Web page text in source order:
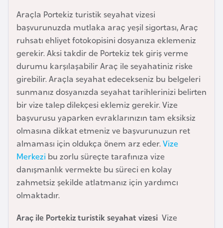
Araçla Portekiz turistik seyahat vizesi
başvurunuzda mutlaka araç yeşil sigortası, Araç
ruhsatı ehliyet fotokopisini dosyanıza eklemeniz
gerekir. Aksi takdir de Portekiz tek giriş verme
durumu karşılaşabilir Araç ile seyahatiniz riske
girebilir. Araçla seyahat edecekseniz bu belgeleri
sunmanız dosyanızda seyahat tarihlerinizi belirten
bir vize talep dilekçesi eklemiz gerekir. Vize
başvurusu yaparken evraklarınızın tam eksiksiz
olmasına dikkat etmeniz ve başvurunuzun ret
almaması için oldukça önem arz eder.Vize
Merkezi bu zorlu süreçte tarafınıza vize
danışmanlık vermekte bu süreci en kolay
zahmetsiz şekilde atlatmanız için yardımcı
olmaktadır.
Araç ile Portekiz turistik seyahat vizesi Vize
n
g
l
a
d
e
ş
l
a